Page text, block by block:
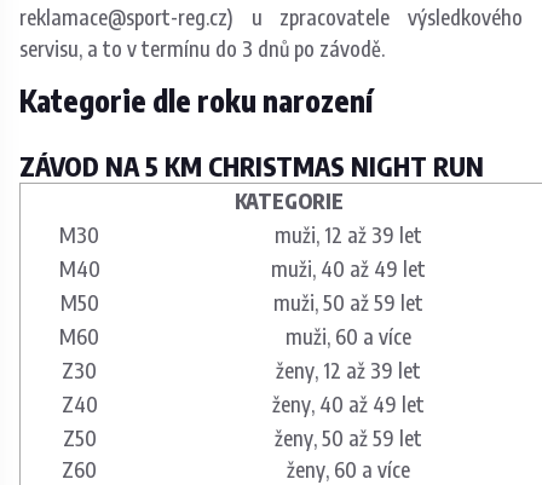
reklamace@sport-reg.cz) u zpracovatele výsledkového
servisu, a to v termínu do 3 dnů po závodě.
Kategorie dle roku narození
ZÁVOD NA 5 KM CHRISTMAS NIGHT RUN
KATEGORIE
M30
muži, 12 až 39 let
M40
muži, 40 až 49 let
M50
muži, 50 až 59 let
M60
muži, 60 a více
Z30
ženy, 12 až 39 let
Z40
ženy, 40 až 49 let
Z50
Z60
ženy, 50 až 59 let
ženy, 60 a více